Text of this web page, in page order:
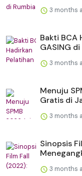
3 months
Bakti BCA
GASING
3 months
Menuju
Gratis di
3 months
Sinopsis
3 months